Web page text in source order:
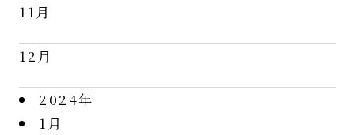
11月
12月
2024年
1月